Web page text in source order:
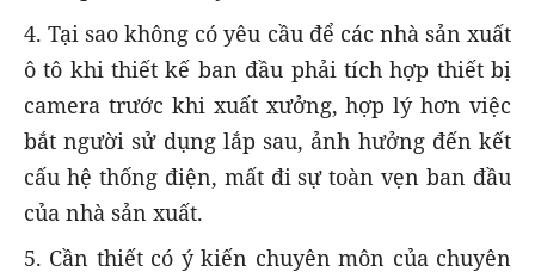
4. Tại sao không có yêu cầu để các nhà sản xuất
ô tô khi thiết kế ban đầu phải tích hợp thiết bị
camera trước khi xuất xưởng, hợp lý hơn việc
bắt người sử dụng lắp sau, ảnh hưởng đến kết
cấu hệ thống điện, mất đi sự toàn vẹn ban đầu
của nhà sản xuất.
5. Cần thiết có ý kiến chuyên môn của chuyên